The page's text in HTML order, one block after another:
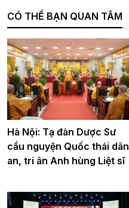
CÓ THỂ BẠN QUAN TÂM
Hà Nội: Tạ đàn Dược Sư
cầu nguyện Quốc thái dân
an, tri ân Anh hùng Liệt sĩ